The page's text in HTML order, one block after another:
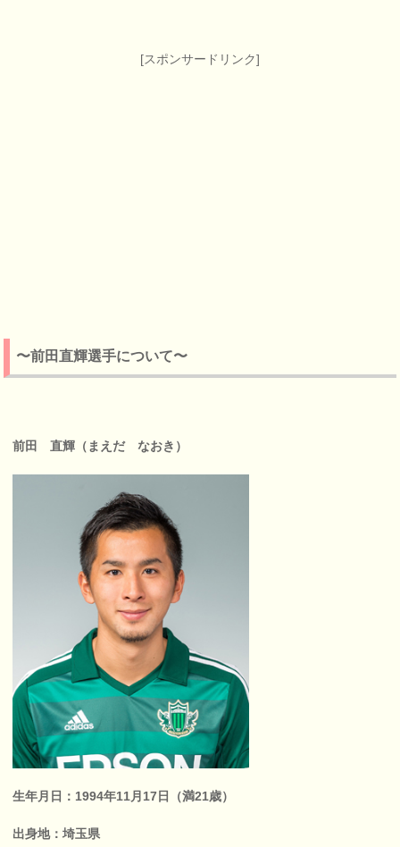
[スポンサードリンク]
〜前田直輝選手について〜
前田 直輝（まえだ なおき）
生年月日：1994年11月17日（満21歳）
出身地：埼玉県